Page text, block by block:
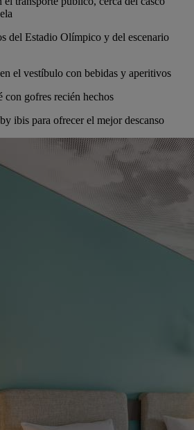
del Estadio Olímpico y del escenario
el vestíbulo con bebidas y aperitivos
con gofres recién hechos
ibis para ofrecer el mejor descanso